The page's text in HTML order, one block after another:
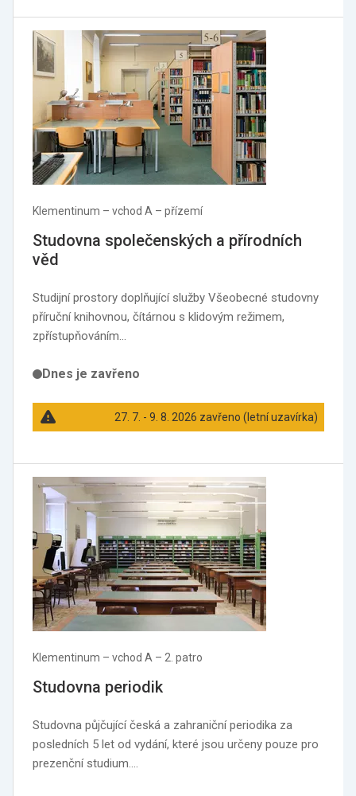
Klementinum –⁠ vchod A –⁠ přízemí
Studovna společenských a přírodních
věd
Studijní prostory doplňující služby Všeobecné studovny
příruční knihovnou, čítárnou s klidovým režimem,
zpřístupňováním…
Dnes je zavřeno
27. 7. - 9. 8. 2026 zavřeno (letní uzavírka)
Klementinum –⁠ vchod A –⁠ 2. patro
Studovna periodik
Studovna půjčující česká a zahraniční periodika za
posledních 5 let od vydání, které jsou určeny pouze pro
prezenční studium.…